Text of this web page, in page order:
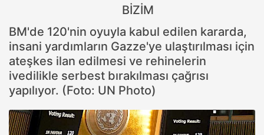
BİZİM
BM'de 120'nin oyuyla kabul edilen kararda,
insani yardımların Gazze'ye ulaştırılması için
ateşkes ilan edilmesi ve rehinelerin
ivedilikle serbest bırakılması çağrısı
yapılıyor. (Foto: UN Photo)